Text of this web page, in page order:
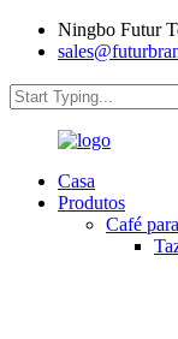
Ningbo Futur
Casa
Produtos
Café